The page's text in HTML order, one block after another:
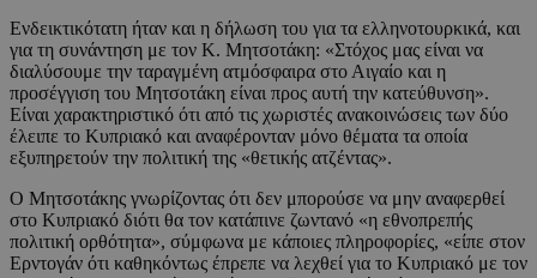
Ενδεικτικότατη ήταν και η δήλωση του για τα ελληνοτουρκικά, και
για τη συνάντηση με τον Κ. Μητσοτάκη: «Στόχος μας είναι να
διαλύσουμε την ταραγμένη ατμόσφαιρα στο Αιγαίο και η
προσέγγιση του Μητσοτάκη είναι προς αυτή την κατεύθυνση».
Είναι χαρακτηριστικό ότι από τις χωριστές ανακοινώσεις των δύο
έλειπε το Κυπριακό και αναφέρονταν μόνο θέματα τα οποία
εξυπηρετούν την πολιτική της «θετικής ατζέντας».
Ο Μητσοτάκης γνωρίζοντας ότι δεν μπορούσε να μην αναφερθεί
στο Κυπριακό διότι θα τον κατάπινε ζωντανό «η εθνοπρεπής
πολιτική ορθότητα», σύμφωνα με κάποιες πληροφορίες, «είπε στον
Ερντογάν ότι καθηκόντως έπρεπε να λεχθεί για το Κυπριακό με τον